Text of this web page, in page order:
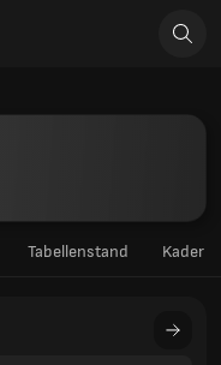
Tabellenstand Kader